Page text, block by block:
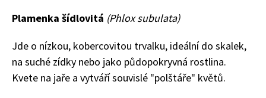
Plamenka šídlovitá (Phlox subulata)
Jde o nízkou, kobercovitou trvalku, ideální do skalek,
na suché zídky nebo jako půdopokryvná rostlina.
Kvete na jaře a vytváří souvislé "polštáře" květů.